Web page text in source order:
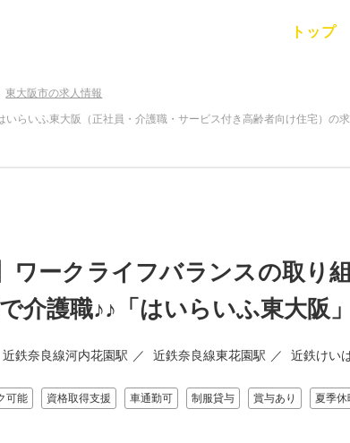
トップ
東大阪市の求人情報
らいふ東大阪（正社員・介護職・サービス付き高齢者向け住宅）の
ワークライフバランスの取り
介護職♪♪「はいらいふ東大阪」
近鉄奈良線河内花園駅 近鉄奈良線東花園駅 近鉄けい
可能 資格取得支援 車通勤可 制服貸与 賞与あり 夏季休